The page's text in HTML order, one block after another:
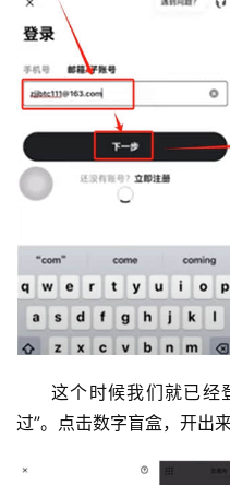
这个时候我们就已经
过”。点击数字盲盒，开出